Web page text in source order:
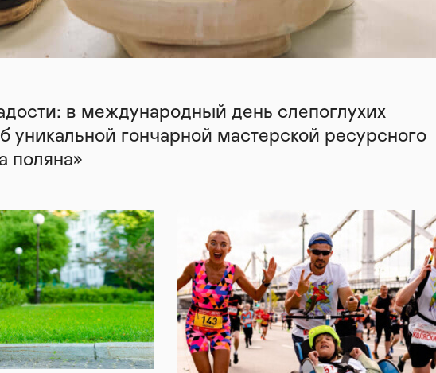
в международный день слепоглухих
уникальной гончарной мастерской ресурсного
поляна»